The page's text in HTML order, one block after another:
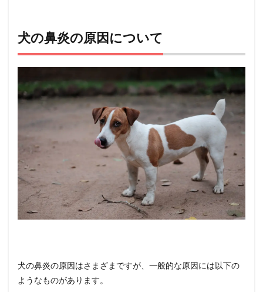
犬の鼻炎の原因について
犬の鼻炎の原因はさまざまですが、一般的な原因には以下の
ようなものがあります。